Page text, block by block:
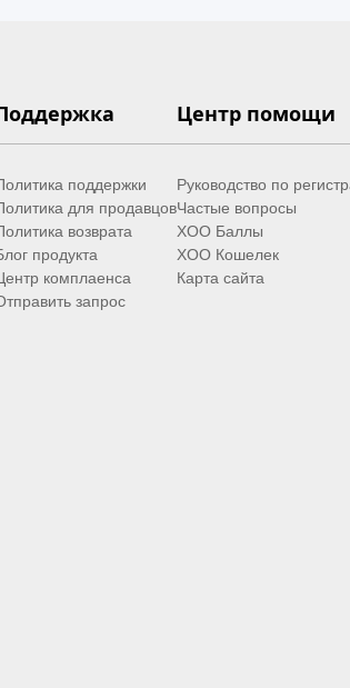
поддержки
для продавцов
возврата
продукта
комплаенса
запрос
Центр помощи
Руководство по
Частые вопросы
XOO Баллы
XOO Кошелек
Карта сайта